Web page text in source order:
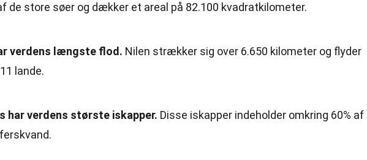
de store søer og dækker et areal på 82.100 kvadratkilometer.
verdens længste flod. Nilen strækker sig over 6.650 kilometer og flyder
lande.
har verdens største iskapper. Disse iskapper indeholder omkring 60% af